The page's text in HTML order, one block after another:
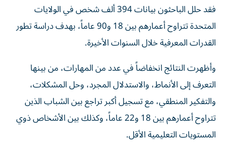
فقد حلل الباحثون بيانات 394 ألف شخص في الولايات
المتحدة تتراوح أعمارهم بين 18 و90 عاماً، بهدف دراسة تطور
القدرات المعرفية خلال السنوات الأخيرة.
وأظهرت النتائج انخفاضاً في عدد من المهارات، من بينها
التعرف إلى الأنماط، والاستدلال المجرد، وحل المشكلات،
والتفكير المنطقي، مع تسجيل أكبر تراجع بين الشباب الذين
تتراوح أعمارهم بين 18 و22 عاماً، وكذلك بين الأشخاص ذوي
المستويات التعليمية الأقل.